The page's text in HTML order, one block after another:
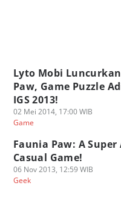
Lyto Mobi
Paw, Game Puzzle
IGS 2013!
02 Mei 2014, 17:00 WIB
Game
Faunia Paw: A
Casual Game!
06 Nov 2013, 12:59 WIB
Geek